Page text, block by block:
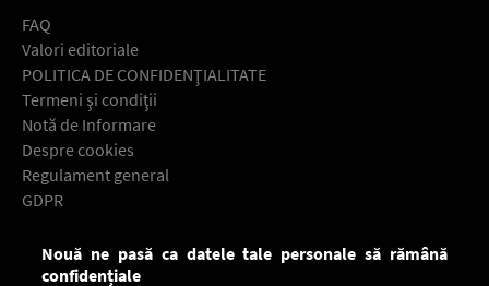
FAQ
Valori editoriale
POLITICA DE CONFIDENŢIALITATE
Termeni şi condiţii
Notă de Informare
Despre cookies
Regulament general
GDPR
Descarcă gratuit aplicaţia Europa FM pentru smartphone:
Nouă ne pasă ca datele tale personale să rămână
confidențiale